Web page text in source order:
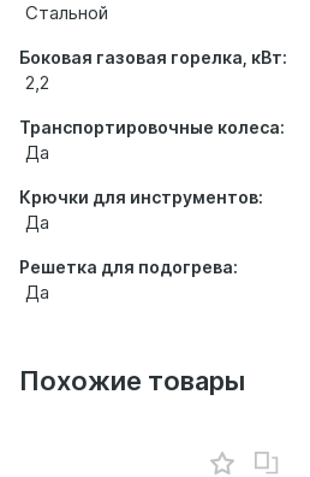
Стальной
Боковая газовая горелка, кВт:
2,2
Транспортировочные колеса:
Да
Крючки для инструментов:
Да
Решетка для подогрева:
Да
Похожие товары